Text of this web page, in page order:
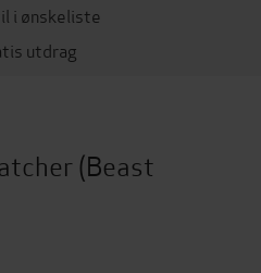
i ønskeliste
utdrag
(Beast